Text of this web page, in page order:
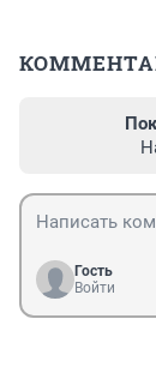
Гость
Войти